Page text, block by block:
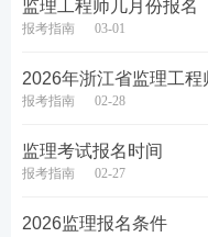
应的提示信息，须待
2.已注册的报考人员
将对身份信息、学历
名，如有未完成核验
监理工程师几月份报名
报考指南 03-01
2026年浙江省监理工程
报考指南 02-28
监理考试报名时间
报考指南 02-27
2026监理报名条件